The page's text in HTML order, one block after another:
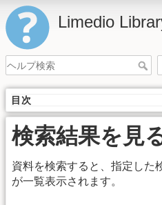
Limedio
目次
検索結果を見
資料を検索すると、指定した
が一覧表示されます。